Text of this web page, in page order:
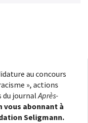
au concours
», actions
du journalAprès-
vous abonnant à
Seligmann.